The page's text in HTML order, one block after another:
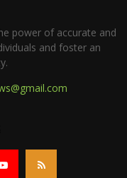
power of accurate and
and foster an